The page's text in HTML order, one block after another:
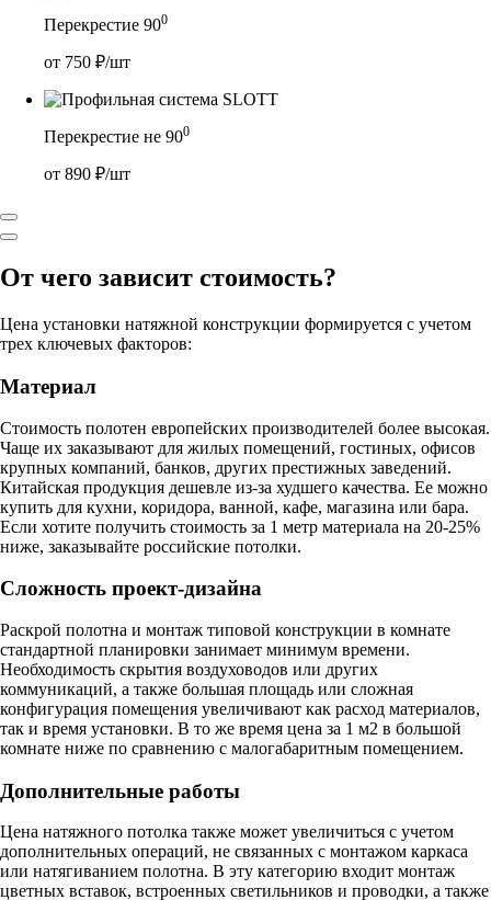
Перекрестие 900
от 750 ₽/шт
Перекрестие не 900
от 890 ₽/шт
От чего зависит стоимость?
Цена установки натяжной конструкции формируется с учетом
трех ключевых факторов:
Материал
Стоимость полотен европейских производителей более высокая.
Чаще их заказывают для жилых помещений, гостиных, офисов
крупных компаний, банков, других престижных заведений.
Китайская продукция дешевле из-за худшего качества. Ее можно
купить для кухни, коридора, ванной, кафе, магазина или бара.
Если хотите получить стоимость за 1 метр материала на 20-25%
ниже, заказывайте российские потолки.
Сложность проект-дизайна
Раскрой полотна и монтаж типовой конструкции в комнате
стандартной планировки занимает минимум времени.
Необходимость скрытия воздуховодов или других
коммуникаций, а также большая площадь или сложная
конфигурация помещения увеличивают как расход материалов,
так и время установки. В то же время цена за 1 м2 в большой
комнате ниже по сравнению с малогабаритным помещением.
Дополнительные работы
Цена натяжного потолка также может увеличиться с учетом
дополнительных операций, не связанных с монтажом каркаса
или натягиванием полотна. В эту категорию входит монтаж
цветных вставок, встроенных светильников и проводки, а также